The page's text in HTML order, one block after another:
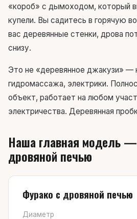
«короб» с дымоходом, который
купели. Вы садитесь в горячую
вас деревянные стенки, дрова
снизу.
Это не «деревянное джакузи» —
гидромассажа, электрики.
объект, работает на любом
электричества. Деревянная
Наша главная модель
дровяной печью
Фурако с дровяной печью
Диаметр